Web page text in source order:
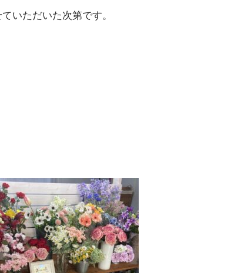
いただいた次第です。